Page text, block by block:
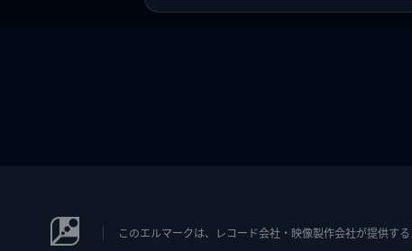
このエルマークは、レコード会社・映像製作会社が提供す